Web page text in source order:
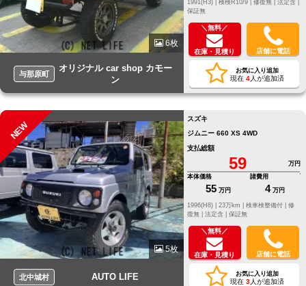
6枚
与那原町
オリジナル car shop カモー
ン
修復無 | 法定含 |
保証無
＼無料／
在庫・見積り 店舗に電話
お気に入り追加
現在 4人が追加済
NEW
5枚
北中城村 AUTO LIFE
スズキ
ジムニー 660 XS 4WD
支払総額
59
万円
本体価格
55 万円
諸費用
4 万円
修
復無 | 法定含 | 保証無
＼無料／
在庫・見積り 店舗に電話
お気に入り追加
現在 3人が追加済